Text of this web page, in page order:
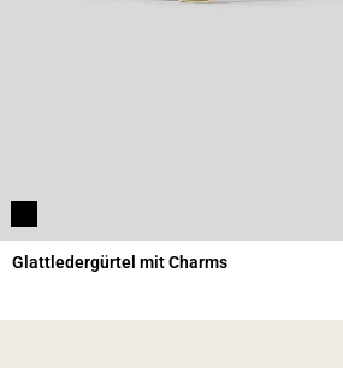
Glattledergürtel mit Charms